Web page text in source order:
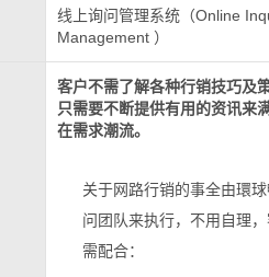
线上询问管理系统（Online
Management ）
客户不需了解各种行销技巧及策
只需要不断提供有用的资讯来
在需求潮流。
关于网路行销的事全由環
问团队来执行，不用自理
需配合：